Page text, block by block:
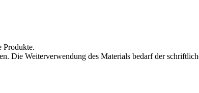
Produkte.
Die Weiterverwendung des Materials bedarf der